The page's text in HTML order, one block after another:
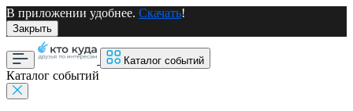
В приложении удобнее. Скачать!
Закрыть
Каталог событий
Каталог событий